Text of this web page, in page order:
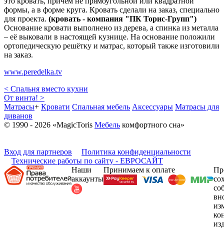
формы, а в форме круга. Кровать сделали на заказ, специально
для проекта. (кровать - компания "ПК Торис-Групп")
Основание кровати выполнено из дерева, а спинка из металла
– её выковали в настоящей кузнице. На основание положили
ортопедическую решётку и матрас, который также изготовили
на заказ.
www.peredelka.tv
< Спальня вместо кухни
От винта! >
Матрасы+ Кровати Спальная мебель Аксессуары Матрасы для
диванов
© 1990 - 2026 «MagicToris Мебель комфортного сна»
Вход для партнеров
Политика конфиденциальности
Технические работы по сайту - ЕВРОСАЙТ
Наши
аккаунты
Принимаем к оплате